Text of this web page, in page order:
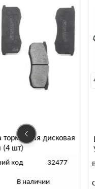
тормозная дисковая
(4 шт)
код 32477
В наличии